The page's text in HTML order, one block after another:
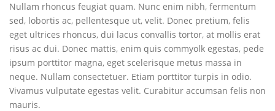
Nullam rhoncus feugiat quam. Nunc enim nibh, fermentum
sed, lobortis ac, pellentesque ut, velit. Donec pretium, felis
eget ultrices rhoncus, dui lacus convallis tortor, at mollis erat
risus ac dui. Donec mattis, enim quis commyolk egestas, pede
ipsum porttitor magna, eget scelerisque metus massa in
neque. Nullam consectetuer. Etiam porttitor turpis in odio.
Vivamus vulputate egestas velit. Curabitur accumsan felis non
mauris.